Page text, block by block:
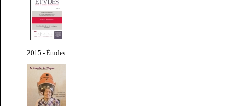
2015 - Études